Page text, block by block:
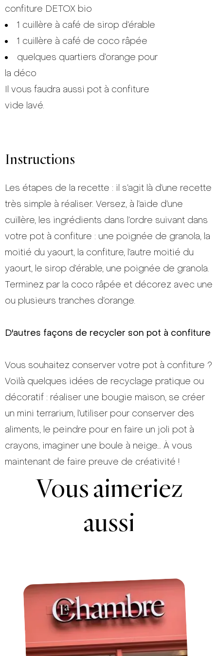
confiture DETOX bio
1 cuillère à café de sirop d’érable
1 cuillère à café de coco râpée
quelques quartiers d’orange pour
la déco
Il vous faudra aussi pot à confiture
vide lavé.
Instructions
Les étapes de la recette : il s’agit là d’une recette
très simple à réaliser. Versez, à l’aide d’une
cuillère, les ingrédients dans l’ordre suivant dans
votre pot à confiture : une poignée de granola, la
moitié du yaourt, la confiture, l’autre moitié du
yaourt, le sirop d’érable, une poignée de granola.
Terminez par la coco râpée et décorez avec une
ou plusieurs tranches d’orange.
D'autres façons de recycler son pot à confiture
Vous souhaitez conserver votre pot à confiture ?
Voilà quelques idées de recyclage pratique ou
décoratif : réaliser une bougie maison, se créer
un mini terrarium, l’utiliser pour conserver des
aliments, le peindre pour en faire un joli pot à
crayons, imaginer une boule à neige… À vous
maintenant de faire preuve de créativité !
Vous aimeriez
aussi